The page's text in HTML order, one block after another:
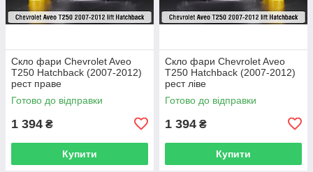
Скло фари Chevrolet Aveo
T250 Hatchback (2007-2012)
рест праве
Готово до відправки
1 394 ₴
Купити
Скло фари Chevrolet Aveo
T250 Hatchback (2007-2012)
рест ліве
Готово до відправки
1 394 ₴
Купити